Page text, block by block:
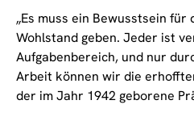
„Es muss ein Bewusstsein für
Wohlstand geben. Jeder ist
Aufgabenbereich, und nur
Arbeit können wir die
der im Jahr 1942 geborene